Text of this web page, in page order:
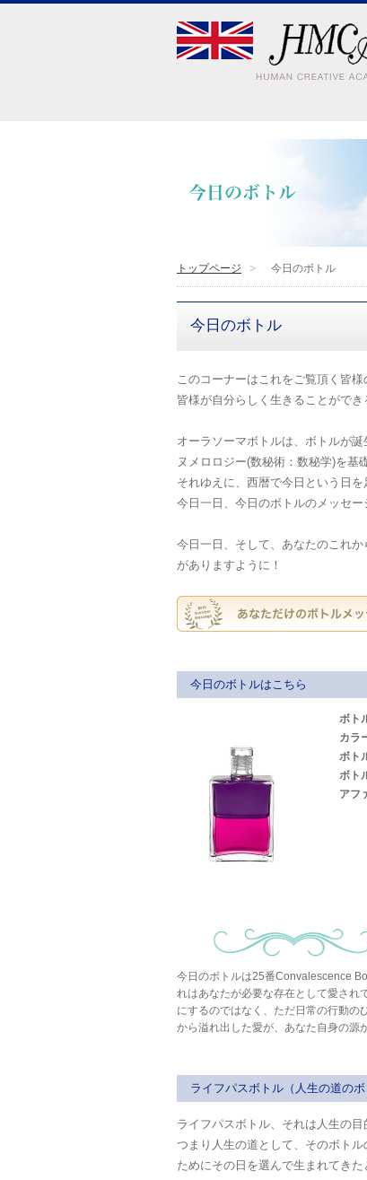
トップページ 今日のボトル
今日のボトル
このコーナーはこれをご覧頂く皆
皆様が自分らしく生きることがで
オーラソーマボトルは、ボトルが
ヌメロロジー(数秘術：数秘学)を基
それゆえに、西暦で今日という日
今日一日、今日のボトルのメッセ
今日一日、そして、あなたのこれ
がありますように！
今日のボトルはこちら
ボト
カラ
ボト
ボト
アフ
今日のボトルは25番Convalescence
れはあなたが必要な存在として愛され
にするのではなく、ただ日常の行動の
から溢れ出した愛が、あなた自身の
ライフパスボトル（人生の道のボ
ライフパスボトル、それは人生の
つまり人生の道として、そのボト
ためにその日を選んで生まれてきた